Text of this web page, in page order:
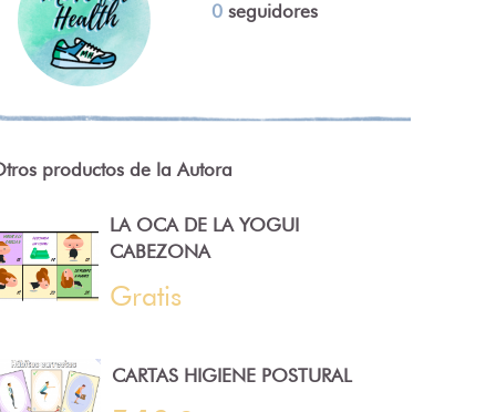
0 seguidores
productos de la Autora
LA OCA DE LA YOGUI
CABEZONA
Gratis
CARTAS HIGIENE POSTURAL